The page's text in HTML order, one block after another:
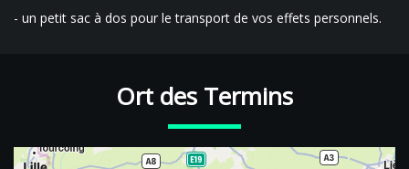
- un petit sac à dos pour le transport de vos effets personnels.
Ort des Termins